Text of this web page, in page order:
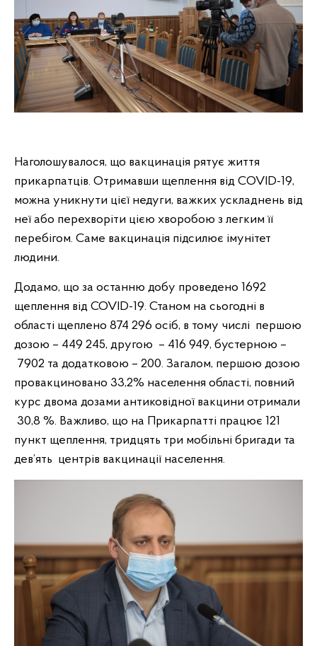
Наголошувалося, що вакцинація рятує життя
прикарпатців. Отримавши щеплення від СOVID-19,
можна уникнути цієї недуги, важких ускладнень від
неї або перехворіти цією хворобою з легким її
перебігом. Саме вакцинація підсилює імунітет
людини.
Додамо, що за останню добу проведено 1692
щеплення від COVID-19. Станом на сьогодні в
області щеплено 874 296 осіб, в тому числі першою
дозою – 449 245, другою – 416 949, бустерною –
7902 та додатковою – 200. Загалом, першою дозою
провакциновано 33,2% населення області, повний
курс двома дозами антиковідної вакцини отримали
30,8 %. Важливо, що на Прикарпатті працює 121
пункт щеплення, тридцять три мобільні бригади та
дев’ять центрів вакцинації населення.